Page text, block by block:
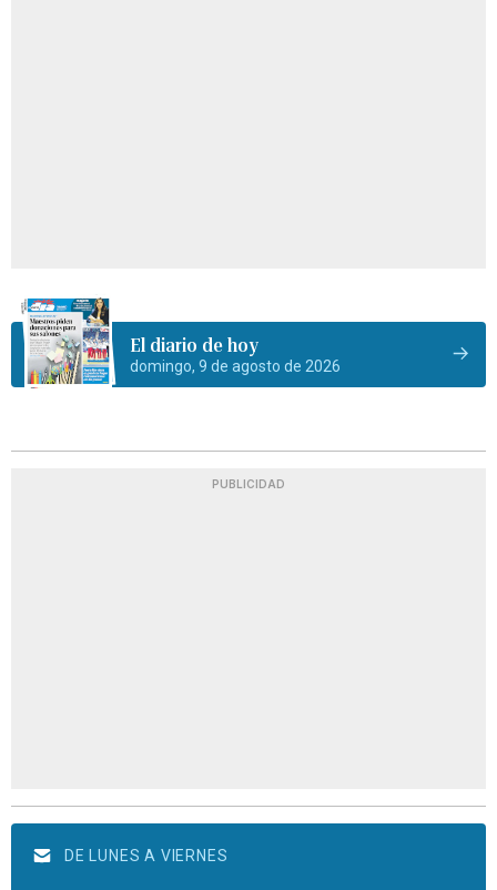
El diario de hoy
domingo, 9 de agosto de 2026
PUBLICIDAD
DE LUNES A VIERNES